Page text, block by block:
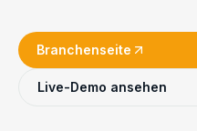
Branchenseite
Live-Demo ansehen